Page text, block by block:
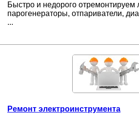
Быстро и недорого отремонтируем
парогенераторы, отпариватели,
...
Ремонт электроинструмента